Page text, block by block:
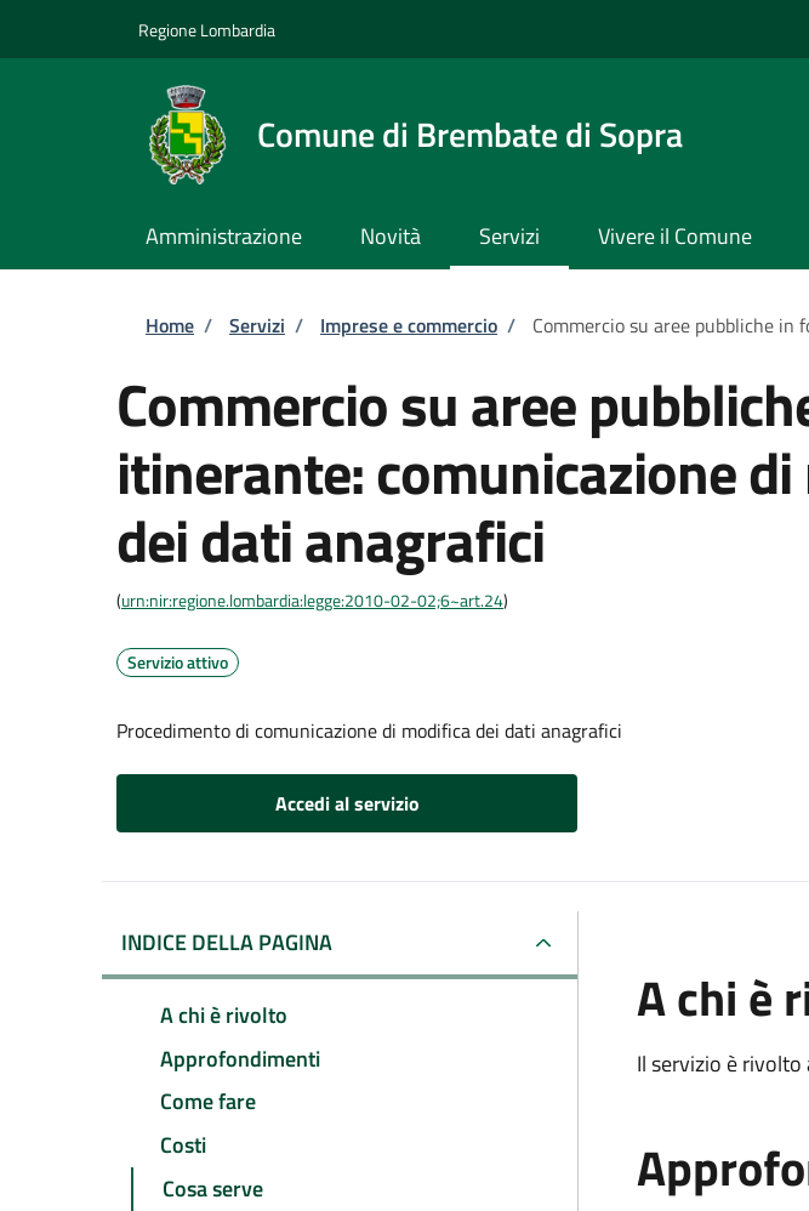
Regione Lombardia
Comune di Brembate di Sopra
Amministrazione Novità Servizi Vivere il Comune
Briciole di pane
Home / Servizi / Imprese e commercio / Commercio su aree pubbliche
Commercio su aree
itinerante: comunicazione
dei dati anagrafici
(urn:nir:regione.lombardia:legge:2010-02-02;6~art.24)
Servizio attivo
Procedimento di comunicazione di modifica dei dati anagrafici
Accedi al servizio
INDICE DELLA PAGINA
A chi è rivolto
Approfondimenti
Come fare
Costi
Cosa serve
A chi è
Il servizio è